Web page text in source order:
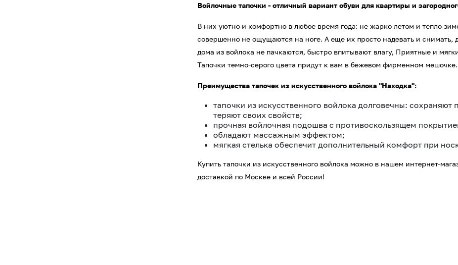
Войлочные тапочки - отличный вариант обуви для квартиры и
В них уютно и комфортно в любое время года: не жарко летом и тепло
совершенно не ощущаются на ноге. А еще их просто надевать и снимать,
дома из войлока не пачкаются, быстро впитывают влагу, Приятные и
Тапочки темно-серого цвета придут к вам в бежевом фирменном мешочке.
Преимущества тапочек из искусственного войлока "Находка":
тапочки из искусственного войлока долговечны:
теряют своих свойств;
прочная войлочная подошва с противоскользящем
обладают массажным эффектом;
мягкая стелька обеспечит дополнительный комфорт при
Купить тапочки из искусственного войлока можно в нашем интернет-
доставкой по Москве и всей России!